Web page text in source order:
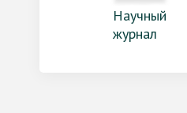
Научный
журнал